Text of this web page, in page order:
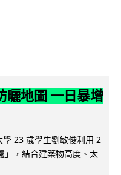
曬地圖 一日暴增
學 23 歲學生劉敏俊利用 2
」，結合建築物高度、太